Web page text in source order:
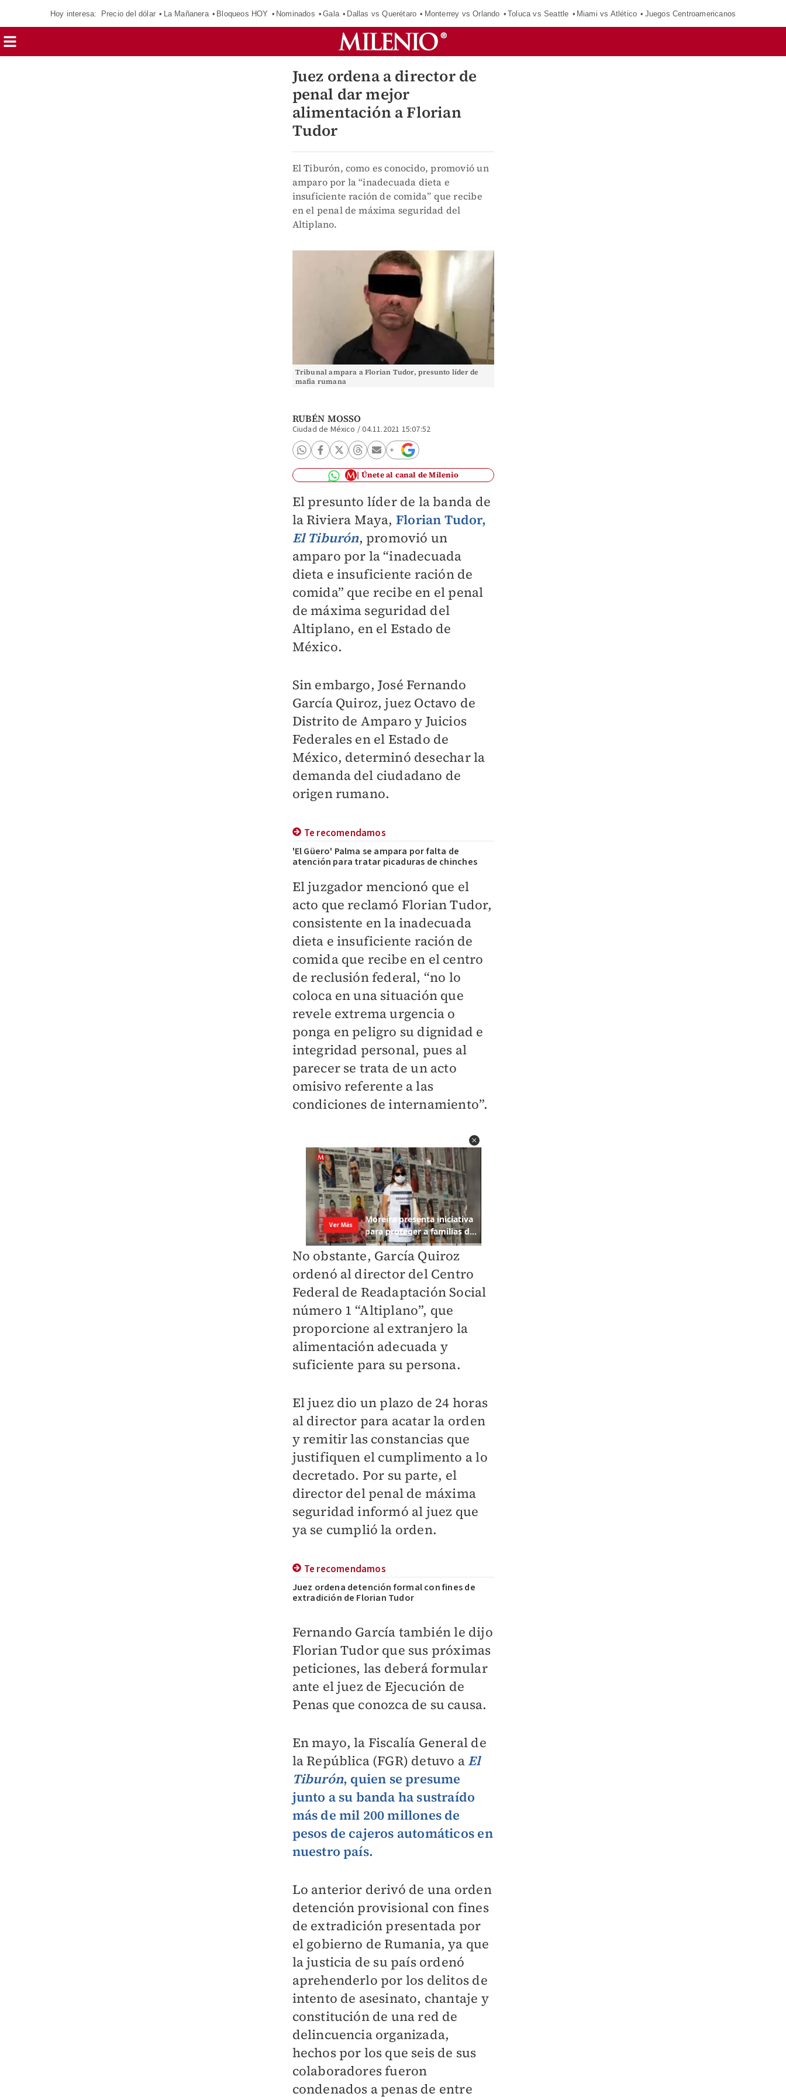
Hoy interesa: Precio del dólar La Mañanera Bloqueos HOY Nominados Gala Dallas vs Querétaro Monterrey vs Orlando Toluca vs Seattle Miami vs Atlético Juegos Centroamericanos
Juez ordena a director de
penal dar mejor
alimentación a Florian
Tudor
El Tiburón, como es conocido, promovió un
amparo por la “inadecuada dieta e
insuficiente ración de comida” que recibe
en el penal de máxima seguridad del
Altiplano.
Tribunal ampara a Florian Tudor, presunto líder de
mafia rumana
RUBÉN MOSSO
Ciudad de México /04.11.2021 15:07:52
Únete al canal de Milenio
El presunto líder de la banda de
la Riviera Maya, Florian Tudor,
El Tiburón, promovió un
amparo por la “inadecuada
dieta e insuficiente ración de
comida” que recibe en el penal
de máxima seguridad del
Altiplano, en el Estado de
México.
Sin embargo, José Fernando
García Quiroz, juez Octavo de
Distrito de Amparo y Juicios
Federales en el Estado de
México, determinó desechar la
demanda del ciudadano de
origen rumano.
Te recomendamos
'El Güero' Palma se ampara por falta de
atención para tratar picaduras de chinches
El juzgador mencionó que el
acto que reclamó Florian Tudor,
consistente en la inadecuada
dieta e insuficiente ración de
comida que recibe en el centro
de reclusión federal, “no lo
coloca en una situación que
revele extrema urgencia o
ponga en peligro su dignidad e
integridad personal, pues al
parecer se trata de un acto
omisivo referente a las
condiciones de internamiento”.
No obstante, García Quiroz
ordenó al director del Centro
Federal de Readaptación Social
número 1 “Altiplano”, que
proporcione al extranjero la
alimentación adecuada y
suficiente para su persona.
El juez dio un plazo de 24 horas
al director para acatar la orden
y remitir las constancias que
justifiquen el cumplimento a lo
decretado. Por su parte, el
director del penal de máxima
seguridad informó al juez que
ya se cumplió la orden.
Te recomendamos
Juez ordena detención formal con fines de
extradición de Florian Tudor
Fernando García también le dijo
Florian Tudor que sus próximas
peticiones, las deberá formular
ante el juez de Ejecución de
Penas que conozca de su causa.
En mayo, la Fiscalía General de
la República (FGR) detuvo a El
Tiburón, quien se presume
junto a su banda ha sustraído
más de mil 200 millones de
pesos de cajeros automáticos en
nuestro país.
Lo anterior derivó de una orden
detención provisional con fines
de extradición presentada por
el gobierno de Rumania, ya que
la justicia de su país ordenó
aprehenderlo por los delitos de
intento de asesinato, chantaje y
constitución de una red de
delincuencia organizada,
hechos por los que seis de sus
colaboradores fueron
condenados a penas de entre